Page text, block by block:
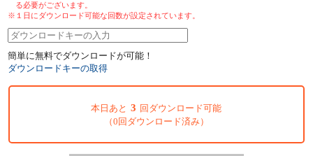
る必要がございます。
※１日にダウンロード可能な回数が設定されています。
簡単に無料でダウンロードが可能！
ダウンロードキーの取得
本日あと 3 回ダウンロード可能
（0回ダウンロード済み）